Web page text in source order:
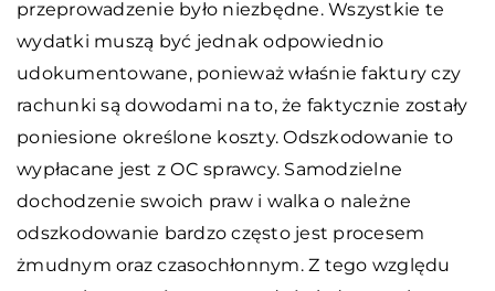
przeprowadzenie było niezbędne. Wszystkie te
wydatki muszą być jednak odpowiednio
udokumentowane, ponieważ właśnie faktury czy
rachunki są dowodami na to, że faktycznie zostały
poniesione określone koszty. Odszkodowanie to
wypłacane jest z OC sprawcy. Samodzielne
dochodzenie swoich praw i walka o należne
odszkodowanie bardzo często jest procesem
żmudnym oraz czasochłonnym. Z tego względu